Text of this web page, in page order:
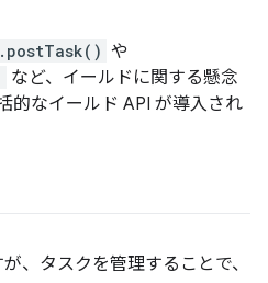
や
など、イールドに関する懸念
的なイールド API が導入され
、タスクを管理することで、